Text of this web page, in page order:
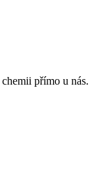
chemii přímo u nás.